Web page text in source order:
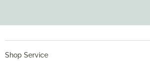
Shop Service